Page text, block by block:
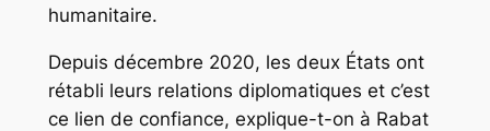
humanitaire.
Depuis décembre 2020, les deux États ont
rétabli leurs relations diplomatiques et c’est
ce lien de confiance, explique-t-on à Rabat